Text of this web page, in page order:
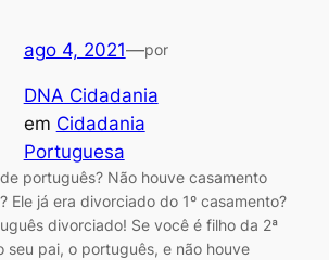
ago 4, 2021—por
DNA Cidadania
em Cidadania
Portuguesa
português? Não houve casamento
Ele já era divorciado do 1º casamento?
divorciado! Se você é filho da 2ª
seu pai, o português, e não houve